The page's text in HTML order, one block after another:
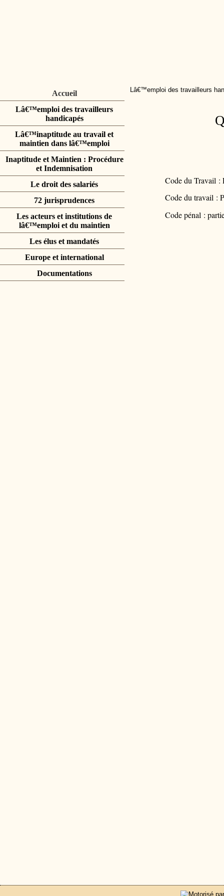
Accueil
Lâ€™emploi des travailleurs
handicapés
Lâ€™inaptitude au travail et
maintien dans lâ€™emploi
Inaptitude et Maintien : Procédure
et Indemnisation
Le droit des salariés
72 jurisprudences
Les acteurs et institutions de
lâ€™emploi et du maintien
Les élus et mandatés
Europe et international
Documentations
Lâ€™emploi des travailleurs
Code du Travail :
Code du travail :
Code pénal :